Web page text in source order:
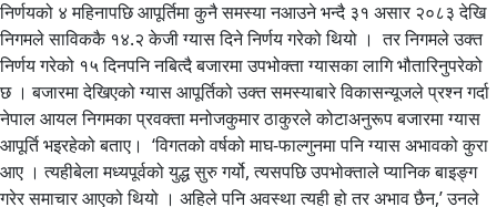
निर्णयको ४ महिनापछि आपूर्तिमा कुनै समस्या नआउने भन्दै ३१ असार २०८३ देखि
निगमले साविककै १४.२ केजी ग्यास दिने निर्णय गरेको थियो । तर निगमले उक्त
निर्णय गरेको १५ दिनपनि नबित्दै बजारमा उपभोक्ता ग्यासका लागि भौतारिनुपरेको
छ । बजारमा देखिएको ग्यास आपूर्तिको उक्त समस्याबारे विकासन्यूजले प्रश्न गर्दा
नेपाल आयल निगमका प्रवक्ता मनोजकुमार ठाकुरले कोटाअनुरूप बजारमा ग्यास
आपूर्ति भइरहेको बताए। ‘विगतको वर्षको माघ-फाल्गुनमा पनि ग्यास अभावको कुरा
आए । त्यहीबेला मध्यपूर्वको युद्ध सुरु गर्यो, त्यसपछि उपभोक्ताले प्यानिक बाइङ्ग
गरेर समाचार आएको थियो । अहिले पनि अवस्था त्यही हो तर अभाव छैन,’ उनले